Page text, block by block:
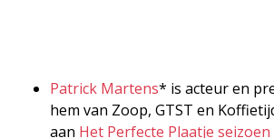
Patrick Martens* is acteur en
hem van Zoop, GTST en
aan Het Perfecte Plaatje seizoen